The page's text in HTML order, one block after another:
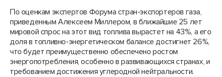
По оценкам экспертов Форума стран-экспортеров газа,
приведенным Алексеем Миллером, в ближайшие 25 лет
мировой спрос на этот вид топлива вырастет на 43%, а его
доля в топливно-энергетическом балансе достигнет 26%,
что будет преимущественно обеспечено ростом
энергопотребления, особенно в развивающихся странах, и
требованием достижения углеродной нейтральности.